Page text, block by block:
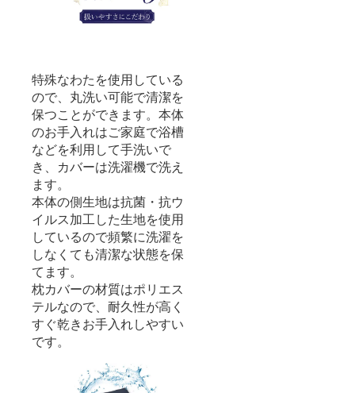
特殊なわたを使用している
ので、丸洗い可能で清潔を
保つことができます。本体
のお手入れはご家庭で浴槽
などを利用して手洗いで
き、カバーは洗濯機で洗え
ます。
本体の側生地は抗菌・抗ウ
イルス加工した生地を使用
しているので頻繁に洗濯を
しなくても清潔な状態を保
てます。
枕カバーの材質はポリエス
テルなので、耐久性が高く
すぐ乾きお手入れしやすい
です。